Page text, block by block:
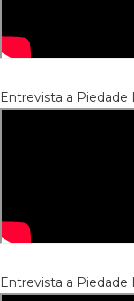
Entrevista a Piedade
Entrevista a Piedade